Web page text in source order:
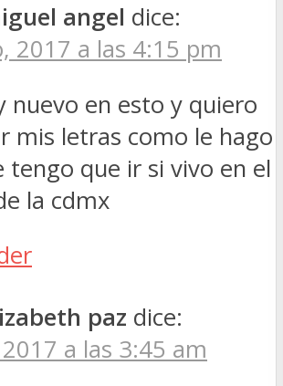
angel dice:
2017 a las 4:15 pm
nuevo en esto y quiero
mis letras como le hago
tengo que ir si vivo en el
la cdmx
paz dice:
a las 3:45 am